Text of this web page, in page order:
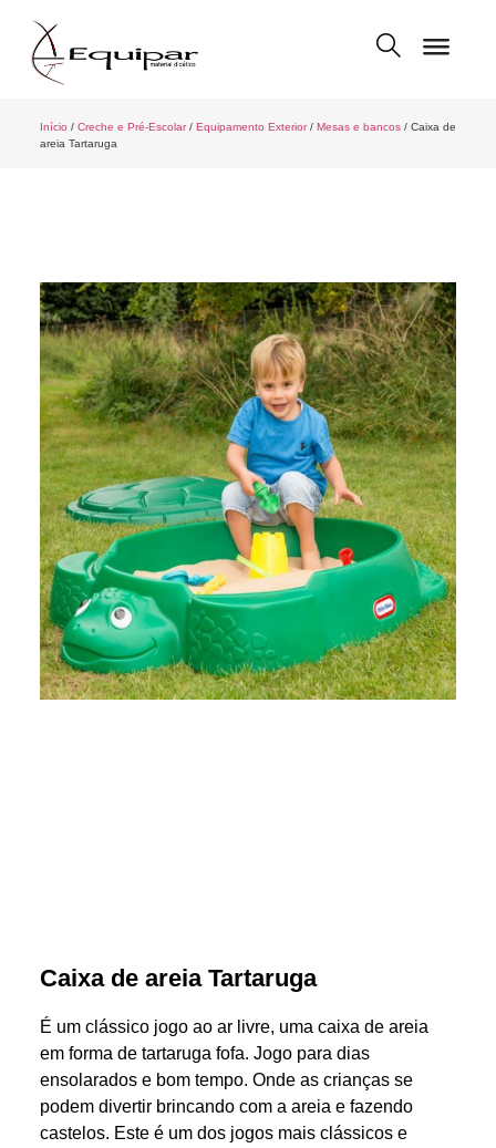
Início / Creche e Pré-Escolar/ Equipamento Exterior/ Mesas e bancos/ Caixa de
areia Tartaruga
Caixa de areia Tartaruga
É um clássico jogo ao ar livre, uma caixa de areia
em forma de tartaruga fofa. Jogo para dias
ensolarados e bom tempo. Onde as crianças se
podem divertir brincando com a areia e fazendo
castelos. Este é um dos jogos mais clássicos e